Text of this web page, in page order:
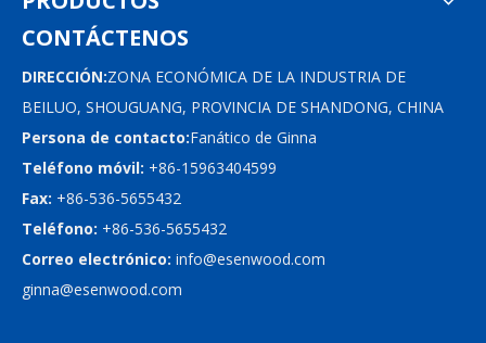
CONTÁCTENOS
DIRECCIÓN:ZONA ECONÓMICA DE LA INDUSTRIA DE
BEILUO, SHOUGUANG, PROVINCIA DE SHANDONG, CHINA
Persona de contacto:Fanático de Ginna
Teléfono móvil: +86-15963404599
Fax: +86-536-5655432
Teléfono: +86-536-5655432
Correo electrónico: info@esenwood.com
ginna@esenwood.com